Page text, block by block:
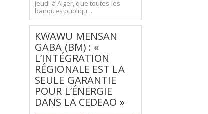
jeudi à Alger, que toutes les
banques publiqu...
KWAWU MENSAN
GABA (BM) : «
L’INTÉGRATION
RÉGIONALE EST LA
SEULE GARANTIE
POUR L’ÉNERGIE
DANS LA CEDEAO »